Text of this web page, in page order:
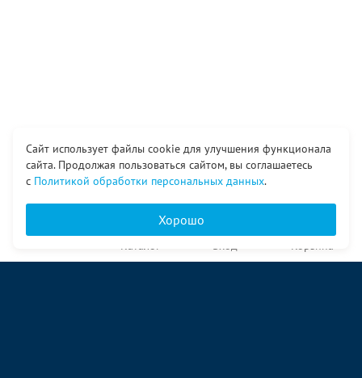
Сайт использует файлы cookie для улучшения функционала
сайта. Продолжая пользоваться сайтом, вы соглашаетесь
с Политикой обработки персональных данных.
Хорошо